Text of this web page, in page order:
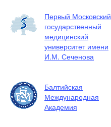
Первый Московский
государственный
медицинский
университет имени
И.М. Сеченова
Балтийская
Международная
Академия